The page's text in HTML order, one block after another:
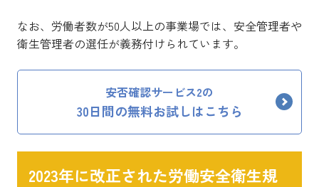
なお、労働者数が50人以上の事業場では、安全管理者や
衛生管理者の選任が義務付けられています。
安否確認サービス2の
30日間の無料お試しはこちら
2023年に改正された労働安全衛生規